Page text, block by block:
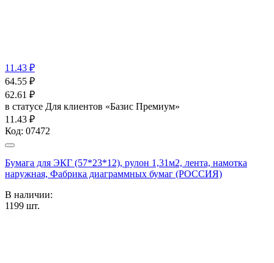
11.43 ₽
64.55 ₽
62.61 ₽
в статусе Для клиентов «Базис Премиум»
11.43 ₽
Код: 07472
Бумага для ЭКГ (57*23*12), рулон 1,31м2, лента, намотка
наружная, Фабрика диаграммных бумаг (РОССИЯ)
В наличии:
1199 шт.